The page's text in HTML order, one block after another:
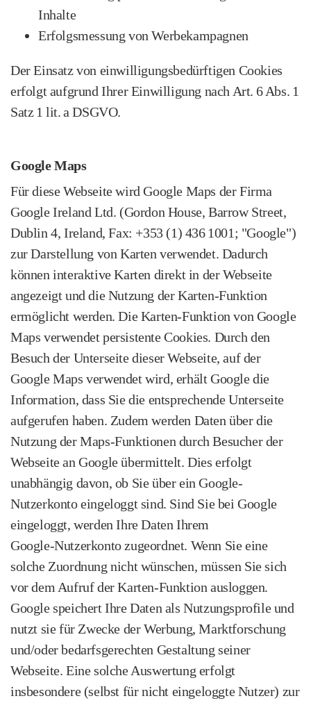
Inhalte
Erfolgsmessung von Werbekampagnen
Der Einsatz von einwilligungs­bedürftigen Cookies
erfolgt aufgrund Ihrer Einwilligung nach Art. 6 Abs. 1
Satz 1 lit. a DSGVO.
Google Maps
Für diese Webseite wird Google Maps der Firma
Google Ireland Ltd. (Gordon House, Barrow Street,
Dublin 4, Ireland, Fax: +353 (1) 436 1001; "Google")
zur Darstellung von Karten verwendet. Dadurch
können interaktive Karten direkt in der Webseite
angezeigt und die Nutzung der Karten‑Funktion
ermöglicht werden. Die Karten‑Funktion von Google
Maps verwendet persistente Cookies. Durch den
Besuch der Unterseite dieser Webseite, auf der
Google Maps verwendet wird, erhält Google die
Information, dass Sie die entsprechende Unterseite
aufgerufen haben. Zudem werden Daten über die
Nutzung der Maps‑Funktionen durch Besucher der
Webseite an Google übermittelt. Dies erfolgt
unabhängig davon, ob Sie über ein Google-
Nutzerkonto eingeloggt sind. Sind Sie bei Google
eingeloggt, werden Ihre Daten Ihrem
Google‑Nutzerkonto zugeordnet. Wenn Sie eine
solche Zuordnung nicht wünschen, müssen Sie sich
vor dem Aufruf der Karten‑Funktion ausloggen.
Google speichert Ihre Daten als Nutzungsprofile und
nutzt sie für Zwecke der Werbung, Marktforschung
und/oder bedarfs­gerechten Gestaltung seiner
Webseite. Eine solche Auswertung erfolgt
insbesondere (selbst für nicht eingeloggte Nutzer) zur